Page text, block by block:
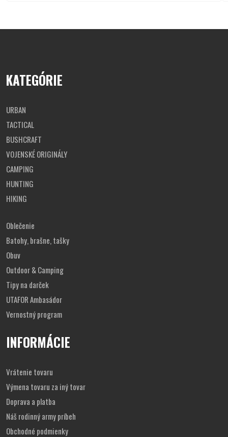
KATEGÓRIE
URBAN
TACTICAL
BUSHCRAFT
VOJENSKÉ ORIGINÁLY
CAMPING
HUNTING
HIKING
Oblečenie
Batohy, brašne, tašky
Obuv
Outdoor & Camping
Tipy na darček
UTAFOR Ambasádor
Vernostný program
INFORMÁCIE
Vrátenie tovaru
Výmena tovaru za iný tovar
Doprava a platba
Náš rodinný army príbeh
Obchodné podmienky